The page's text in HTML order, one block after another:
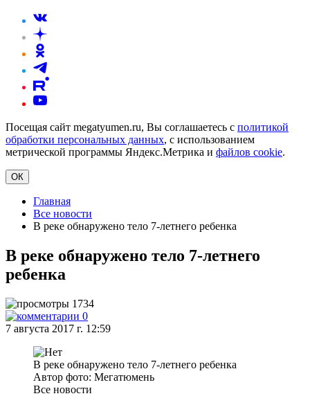
Посещая сайт megatyumen.ru, Вы соглашаетесь с политикой
обработки персональных данных, с использованием
метрической программы Яндекс.Метрика и файлов cookie.
ОК
Главная
Все новости
В реке обнаружено тело 7-летнего ребенка
В реке обнаружено тело 7-летнего
ребенка
1734
0
7 августа 2017 г. 12:59
В реке обнаружено тело 7-летнего ребенка
Автор фото: Мегатюмень
Все новости